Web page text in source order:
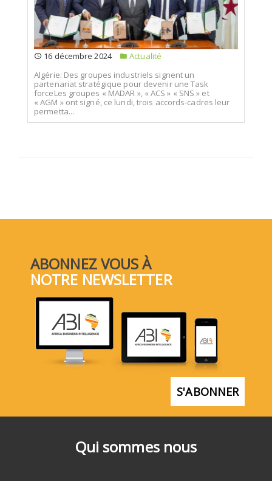
16 décembre 2024
Actualité
Algérie: Des groupes industriels signent un
partenariat stratégique pour devenir une Task
forceLes groupes « MADAR », « ACS » « SNS » et
« AGM » ont signé, ce lundi, trois accords-cadres leur
permetta...
Qui sommes nous
ABONNEZ VOUS À
NOTRE NEWSLETTER
S'ABONNER